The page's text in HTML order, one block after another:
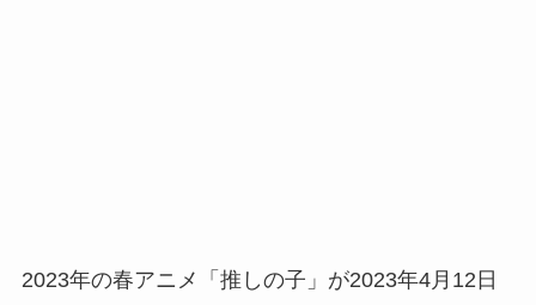
2023年の春アニメ「推しの子」が2023年4月12日